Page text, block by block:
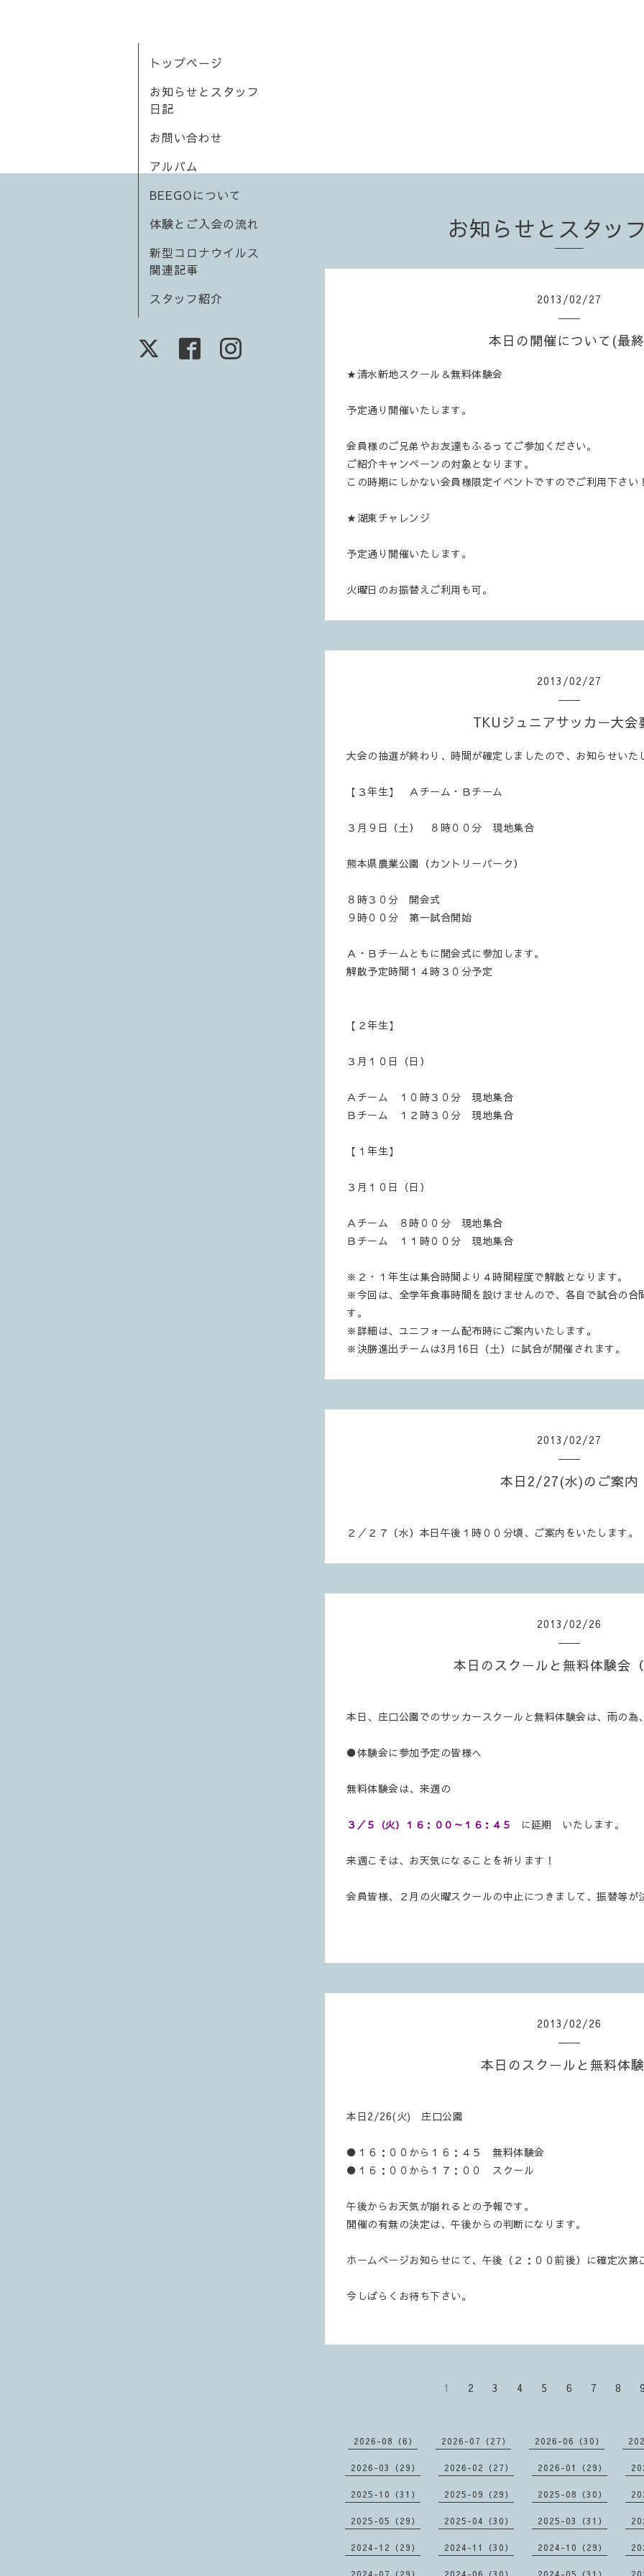
トップページ
お知らせとスタッフ
日記
お問い合わせ
アルバム
BEEGOについて
体験とご入会の流れ
新型コロナウイルス
関連記事
スタッフ紹介
お知らせとスタッ
2013 /02/27
本日の開催について(最
★清水新地スクール＆無料体験会
予定通り開催いたします。
会員様のご兄弟やお友達もふるってご参加ください。
ご紹介キャンペーンの対象となります。
この時期にしかない会員様限定イベントですのでご利用下さい
★湖東チャレンジ
予定通り開催いたします。
火曜日のお振替えご利用も可。
2013 /02/27
TKUジュニアサッカー大会
大会の抽選が終わり、時間が確定しましたので、お知らせいた
【３年生】 Ａチーム・Ｂチーム
３月９日（土） ８時００分 現地集合
熊本県農業公園（カントリーパーク）
８時３０分 開会式
９時００分 第一試合開始
Ａ・Ｂチームともに開会式に参加します。
解散予定時間１４時３０分予定
【２年生】
３月１０日（日）
Ａチーム １０時３０分 現地集合
Ｂチーム １２時３０分 現地集合
【１年生】
３月１０日（日）
Ａチーム ８時００分 現地集合
Ｂチーム １１時００分 現地集合
※２・１年生は集合時間より４時間程度で解散となります。
※今回は、全学年食事時間を設けませんので、各自で試合の合
す。
※詳細は、ユニフォーム配布時にご案内いたします。
※決勝進出チームは3月16日（土）に試合が開催されます。
2013 /02/27
本日2/27(水)のご案内
２／２７（水）本日午後１時００分頃、ご案内をいたします。
2013 /02/26
本日のスクールと無料体験会
本日、庄口公園でのサッカースクールと無料体験会は、雨の為
●体験会に参加予定の皆様へ
無料体験会は、来週の
３／５（火）１６：００～１６：４５ に延期 いたします。
来週こそは、お天気になることを祈ります！
会員皆様、２月の火曜スクールの中止につきまして、振替等
2013 /02/26
本日のスクールと無料体
本日2/26(火) 庄口公園
●１６：００から１６：４５ 無料体験会
●１６：００から１７：００ スクール
午後からお天気が崩れるとの予報です。
開催の有無の決定は、午後からの判断になります。
ホームページお知らせにて、午後（２：００前後）に確定次第
今しばらくお待ち下さい。
1 2 3 4 5 6 7 8
2026-08（6） 2026-07（27） 2026-06（30）
2026-03（29） 2026-02（27） 2026-01（29）
2025-10（31） 2025-09（29） 2025-08（30）
2025-05（29） 2025-04（30） 2025-03（31）
2024-12（29） 2024-11（30） 2024-10（29）